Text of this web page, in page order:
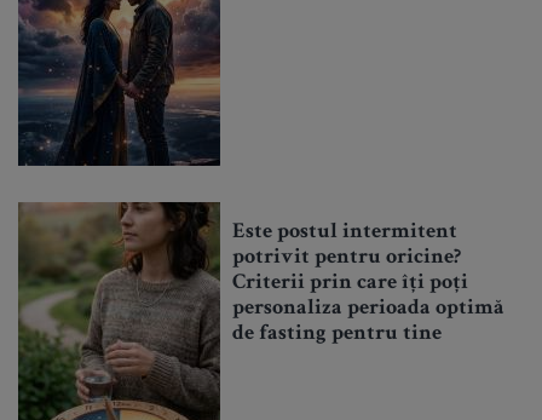
Este postul intermitent
potrivit pentru oricine?
Criterii prin care îți poți
personaliza perioada optimă
de fasting pentru tine